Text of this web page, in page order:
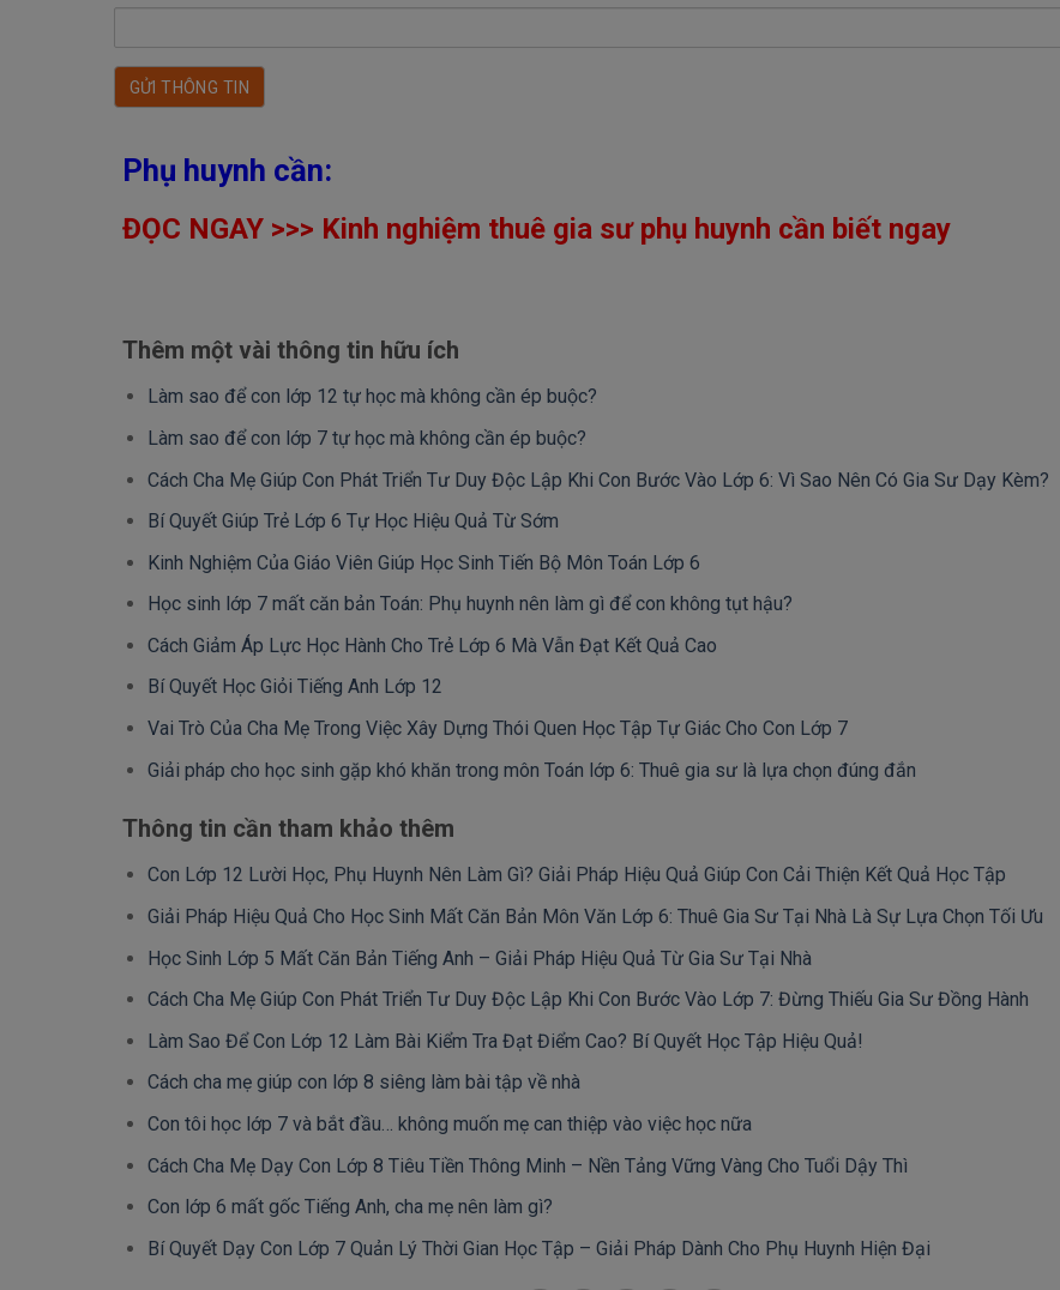
Phụ huynh cần:
ĐỌC NGAY >>> Kinh nghiệm thuê gia sư phụ huynh cần biết ngay
Thêm một vài thông tin hữu ích
Làm sao để con lớp 12 tự học mà không cần ép buộc?
Làm sao để con lớp 7 tự học mà không cần ép buộc?
Cách Cha Mẹ Giúp Con Phát Triển Tư Duy Độc Lập Khi Con Bước Vào Lớp 6: Vì Sao Nên Có Gia Sư Dạy Kèm?
Bí Quyết Giúp Trẻ Lớp 6 Tự Học Hiệu Quả Từ Sớm
Kinh Nghiệm Của Giáo Viên Giúp Học Sinh Tiến Bộ Môn Toán Lớp 6
Học sinh lớp 7 mất căn bản Toán: Phụ huynh nên làm gì để con không tụt hậu?
Cách Giảm Áp Lực Học Hành Cho Trẻ Lớp 6 Mà Vẫn Đạt Kết Quả Cao
Bí Quyết Học Giỏi Tiếng Anh Lớp 12
Vai Trò Của Cha Mẹ Trong Việc Xây Dựng Thói Quen Học Tập Tự Giác Cho Con Lớp 7
Giải pháp cho học sinh gặp khó khăn trong môn Toán lớp 6: Thuê gia sư là lựa chọn đúng đắn
Thông tin cần tham khảo thêm
Con Lớp 12 Lười Học, Phụ Huynh Nên Làm Gì? Giải Pháp Hiệu Quả Giúp Con Cải Thiện Kết Quả Học Tập
Giải Pháp Hiệu Quả Cho Học Sinh Mất Căn Bản Môn Văn Lớp 6: Thuê Gia Sư Tại Nhà Là Sự Lựa Chọn Tối Ưu
Học Sinh Lớp 5 Mất Căn Bản Tiếng Anh – Giải Pháp Hiệu Quả Từ Gia Sư Tại Nhà
Cách Cha Mẹ Giúp Con Phát Triển Tư Duy Độc Lập Khi Con Bước Vào Lớp 7: Đừng Thiếu Gia Sư Đồng Hành
Làm Sao Để Con Lớp 12 Làm Bài Kiểm Tra Đạt Điểm Cao? Bí Quyết Học Tập Hiệu Quả!
Cách cha mẹ giúp con lớp 8 siêng làm bài tập về nhà
Con tôi học lớp 7 và bắt đầu… không muốn mẹ can thiệp vào việc học nữa
Cách Cha Mẹ Dạy Con Lớp 8 Tiêu Tiền Thông Minh – Nền Tảng Vững Vàng Cho Tuổi Dậy Thì
Con lớp 6 mất gốc Tiếng Anh, cha mẹ nên làm gì?
Bí Quyết Dạy Con Lớp 7 Quản Lý Thời Gian Học Tập – Giải Pháp Dành Cho Phụ Huynh Hiện Đại